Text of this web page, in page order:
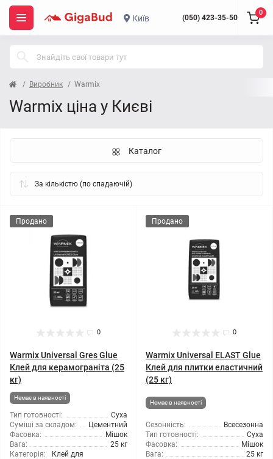
Київ (050) 423-35-50
0
Виробник Warmix
Warmix ціна у Києві
Каталог
Продано
0
Warmix Universal Gres Glue
Клей для керамограніта (25
кг)
Немає в наявності
Тип готовності:
Суха
Суміші за складом:
Цементний
Фасовка:
Мішок
Вага:
25 кг
Категорія:
Клей для
Продано
0
Warmix Universal ELAST Glue
Клей для плитки еластичний
(25 кг)
Немає в наявності
Сезонність:
Всесезонна
Тип готовності:
Суха
Фасовка:
Мішок
Вага:
25 кг